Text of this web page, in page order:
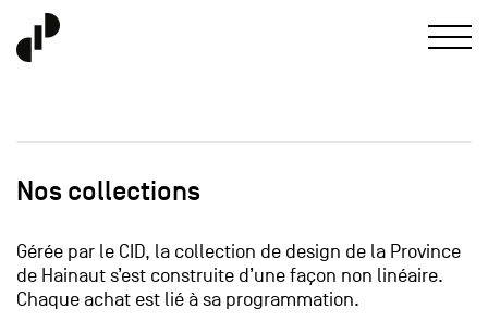
Nos collections
Gérée par le CID, la collection de design de la Province
de Hainaut s’est construite d’une façon non linéaire.
Chaque achat est lié à sa programmation.